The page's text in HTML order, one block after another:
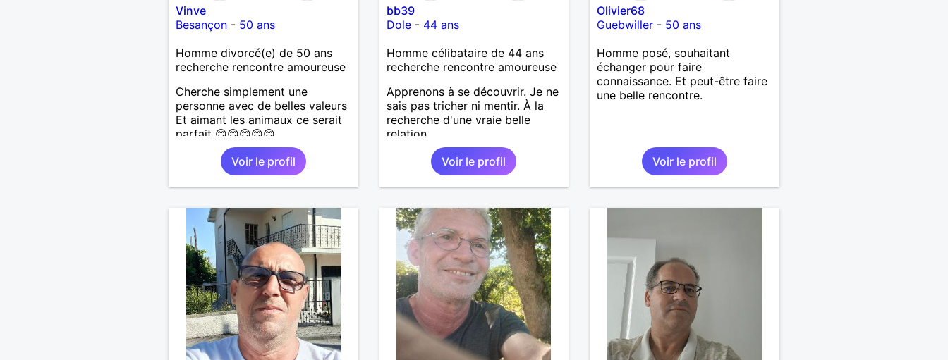
Vinve
Besançon- 50 ans
Homme divorcé(e) de 50 ans
recherche rencontre amoureuse
Cherche simplement une
personne avec de belles valeurs
Et aimant les animaux ce serait
parfait 😊😊😊😊😊
Voir le profil
bb39
Dole- 44 ans
Homme célibataire de 44 ans
recherche rencontre amoureuse
Apprenons à se découvrir. Je ne
sais pas tricher ni mentir. À la
recherche d'une vraie belle
relation
Voir le profil
Olivier68
Guebwiller - 50 ans
Homme posé, souhaitant
échanger pour faire
connaissance. Et peut-être faire
une belle rencontre.
Voir le profil